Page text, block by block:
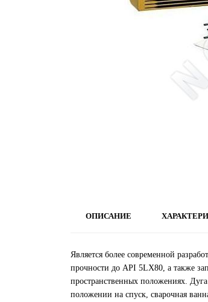
ОПИСАНИЕ
Является более современной
прочности до API 5LХ80, а также
пространственных положениях.
положении на спуск, сварочная